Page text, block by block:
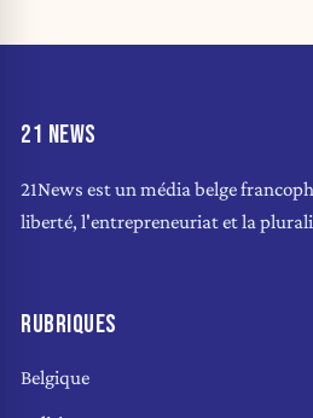
21 NEWS
21News est un média belge
liberté, l'entrepreneuriat et la
RUBRIQUES
Belgique